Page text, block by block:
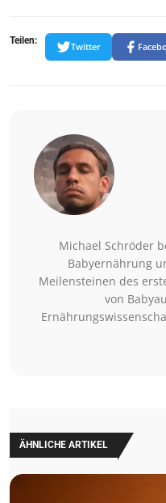
Teilen:
Twitter
Michael Schröder
Babyernährung
Meilensteinen des
von
ÄHNLICHE ARTIKEL